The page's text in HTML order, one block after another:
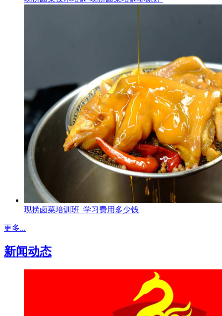
现捞卤菜培训班_学习费用多少钱
更多...
新闻动态